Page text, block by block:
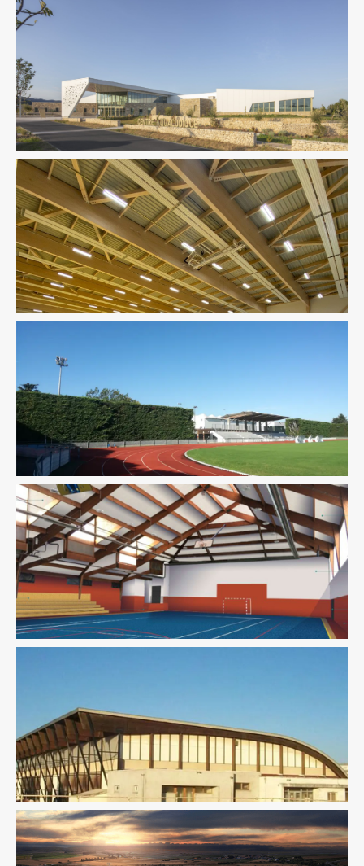
Équipement Sportif
Équipement Sportif Ingenierie TCE
Équipement Sportif Structure
Équipement Sportif Fluides Ingenierie TCE Pilotage
D'opération / MOEX
Équipement Sportif Ingenierie TCE Pilotage D'opération /
MOEX Structure Thermique